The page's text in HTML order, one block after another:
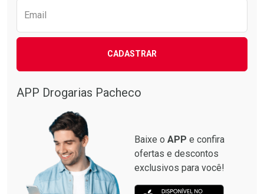
Email
CADASTRAR
APP Drogarias Pacheco
Baixe o APP e confira
ofertas e descontos
exclusivos para você!